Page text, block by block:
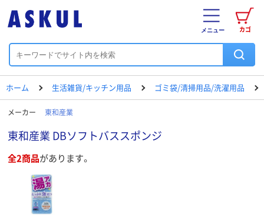
カゴ
メニュー
ホーム 生活雑貨/キッチン用品 ゴミ袋/清掃用品/洗濯用品
メーカー 東和産業
東和産業 DBソフトバススポンジ
全2商品があります。